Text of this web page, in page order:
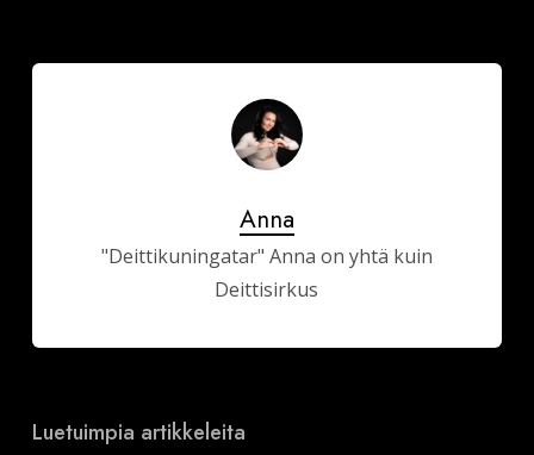
Anna
"Deittikuningatar" Anna on yhtä kuin
Deittisirkus
Luetuimpia artikkeleita